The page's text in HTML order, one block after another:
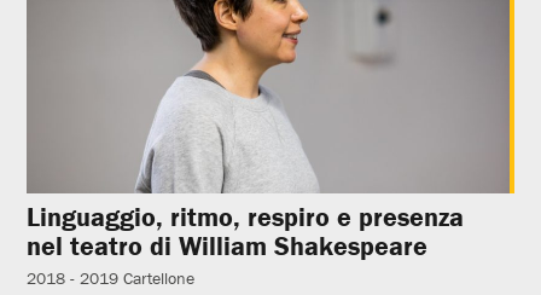
Linguaggio, ritmo, respiro e presenza
nel teatro di William Shakespeare
2018 - 2019 Cartellone